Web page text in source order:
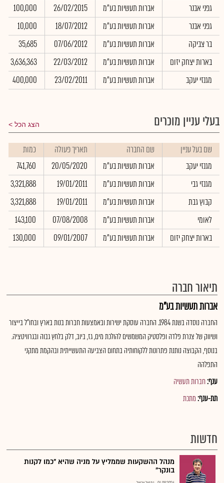
גפני אבנר
אברות תעשיות בע"מ 26/02/2015
100,000
גפני אבנר
אברות תעשיות בע"מ 18/07/2012
10,000
בר צביקה
אברות תעשיות בע"מ 07/06/2012
35,685
בארות יצחק יזום
אברות תעשיות בע"מ 22/03/2012
3,636,363
מגנזי יעקב
אברות תעשיות בע"מ 23/02/2011
400,000
בעלי עניין מוכרים הצג הכל
שם בעל עניין שם החברה תאריך פעולה
כמות
מגנזי יעקב
אברות תעשיות בע"מ 20/05/2020
741,760
מגנזי גבי
אברות תעשיות בע"מ 19/01/2011
3,321,888
קבוץ גבת
אברות תעשיות בע"מ 19/01/2011
3,321,888
לאומי
אברות תעשיות בע"מ 07/08/2008
143,100
בארות יצחק יזום
אברות תעשיות בע"מ 09/01/2007
130,000
תיאור חברה
אברות תעשיות בע"מ
החברה נוסדה בשנת 1984. החברה עוסקת ישירות ובאמצעות חברות בנות בארץ ובחו"ל בייצור
ושיווק של צנרת פלדה ופלסטיק המשמשים להולכת מים, גז, ביוב, דלק בלחץ גבוה ובגרוויטציה.
בנוסף, הקבוצה נותנת פתרונות ללקוחותיה בתחום הצביעה התעשייתית ובהקמת מתקני
התפלהה
ענף:חברות תעשיה
תת-ענף:מתכת
חדשות
מנהל ההשקעות שממליץ על מניה שהיא "כמו לקנות
בונקר"